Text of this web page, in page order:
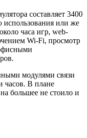
составляет 3400
использования или же
часа игр, web-
Wi-Fi, просмотр
модулями связи
часов. В плане
большее не стоило и